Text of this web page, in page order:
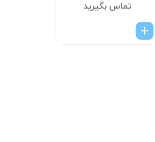
تماس بگیرید